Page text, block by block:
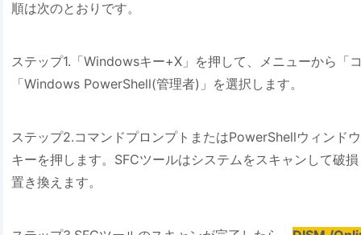
順は次のとおりです。
ステップ1.「Windowsキー+X」を押して、メニューから「
「Windows PowerShell(管理者)」を選択します。
ステップ2.コマンドプロンプトまたはPowerShellウィンド
キーを押します。SFCツールはシステムをスキャンして破
置き換えます。